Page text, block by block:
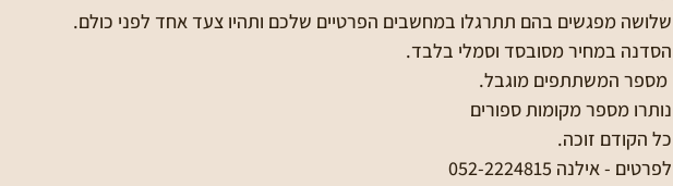
שלושה מפגשים בהם תתרגלו במחשבים הפרטיים שלכם ותהיו צעד אחד לפני כולם.
הסדנה במחיר מסובסד וסמלי בלבד.
נותרו מספר מקומות ספורים
כל הקודם זוכה.
לפרטים - אילנה 052-2224815